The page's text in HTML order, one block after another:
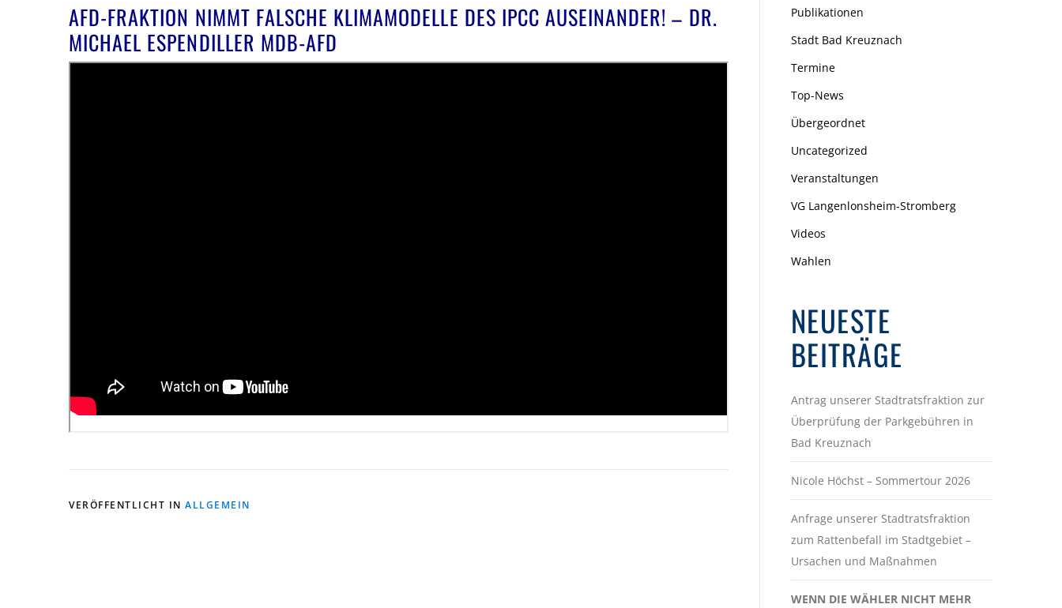
AFD-FRAKTION NIMMT FALSCHE KLIMAMODELLE DES IPCC AUSEINANDER! – DR.
MICHAEL ESPENDILLER MDB-AFD
VERÖFFENTLICHT IN ALLGEMEIN
Publikationen
Stadt Bad Kreuznach
Termine
Top-News
Übergeordnet
Uncategorized
Veranstaltungen
VG Langenlonsheim-Stromberg
Videos
Wahlen
NEUESTE
BEITRÄGE
Antrag unserer Stadtratsfraktion zur
Überprüfung der Parkgebühren in
Bad Kreuznach
Nicole Höchst – Sommertour 2026
Anfrage unserer Stadtratsfraktion
zum Rattenbefall im Stadtgebiet –
Ursachen und Maßnahmen
WENN DIE WÄHLER NICHT MEHR